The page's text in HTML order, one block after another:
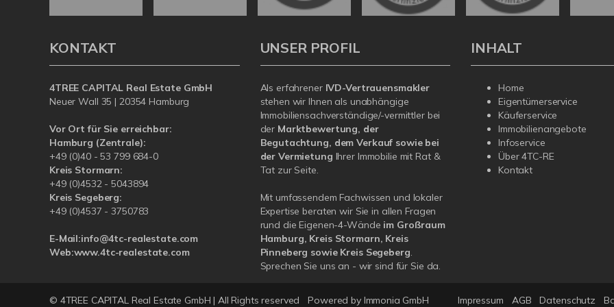
KONTAKT
4TREE CAPITAL Real Estate GmbH
Neuer Wall 35 | 20354 Hamburg
Vor Ort für Sie erreichbar:
Hamburg (Zentrale):
+49 (0)40 - 53 799 684-0
Kreis Stormarn:
+49 (0)4532 - 5043894
Kreis Segeberg:
+49 (0)4537 - 3750783
E-Mail:info@4tc-realestate.com
Web:www.4tc-realestate.com
UNSER PROFIL
Als erfahrener IVD-Vertrauensmakler
stehen wir Ihnen als unabhängige
Immobiliensachverständige/-vermittler bei
der Marktbewertung, der
Begutachtung, dem Verkauf sowie bei
der Vermietung Ihrer Immobilie mit Rat &
Tat zur Seite.
Mit umfassendem Fachwissen und lokaler
Expertise beraten wir Sie in allen Fragen
rund die Eigenen-4-Wände im Großraum
Hamburg, Kreis Stormarn, Kreis
Pinneberg sowie Kreis Segeberg.
Sprechen Sie uns an - wir sind für Sie da.
INHALT
Home
Eigentümerservice
Käuferservice
Immobilienangebote
Infoservice
Über 4TC-RE
Kontakt
© 4TREE CAPITAL Real Estate GmbH | All Rights reserved Powered by Immonia GmbH Impressum AGB Datenschutz